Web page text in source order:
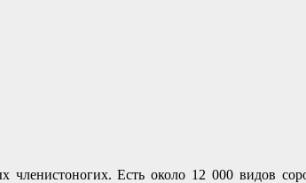
членистоногих. Есть около 12 000 видов